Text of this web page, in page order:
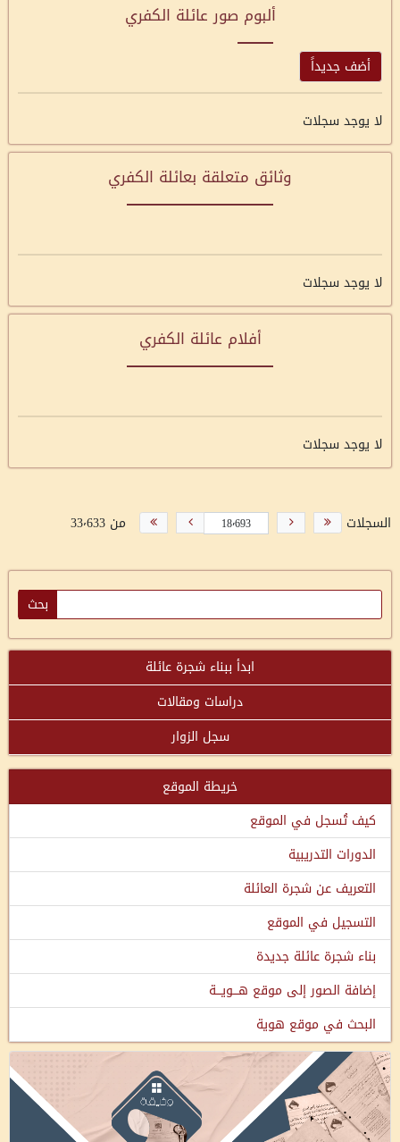
ألبوم صور عائلة الكفري
أضف جديداً
لا يوجد سجلات
وثائق متعلقة بعائلة الكفري
لا يوجد سجلات
أفلام عائلة الكفري
لا يوجد سجلات
السجلات من 33٬633
ابدأ ببناء شجرة عائلة
دراسات ومقالات
سجل الزوار
خريطة الموقع
كيف تُسجل في الموقع
الدورات التدريبية
التعريف عن شجرة العائلة
التسجيل في الموقع
بناء شجرة عائلة جديدة
إضافة الصور إلى موقع هـــويـــة
البحث في موقع هوية